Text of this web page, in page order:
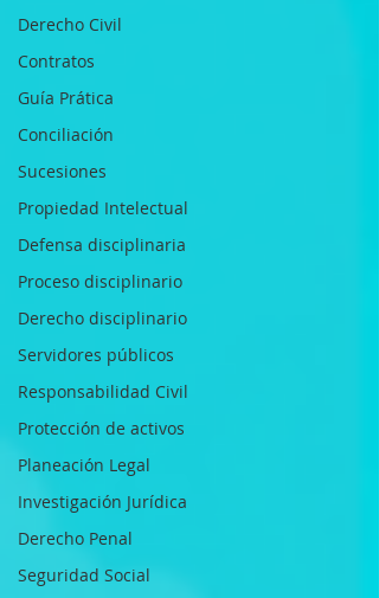
Derecho Civil
Contratos
Guía Prática
Conciliación
Sucesiones
Propiedad Intelectual
Defensa disciplinaria
Proceso disciplinario
Derecho disciplinario
Servidores públicos
Responsabilidad Civil
Protección de activos
Planeación Legal
Investigación Jurídica
Derecho Penal
Seguridad Social